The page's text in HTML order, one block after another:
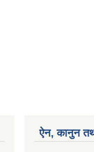
ऐन, कानुन